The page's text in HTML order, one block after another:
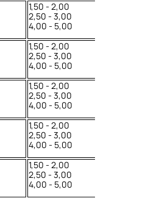
1,50 - 2,00
2,50 - 3,00
4,00 - 5,00
1,50 - 2,00
2,50 - 3,00
4,00 - 5,00
1,50 - 2,00
2,50 - 3,00
4,00 - 5,00
1,50 - 2,00
2,50 - 3,00
4,00 - 5,00
1,50 - 2,00
2,50 - 3,00
4,00 - 5,00